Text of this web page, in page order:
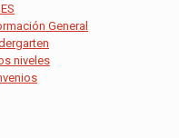
General
niveles